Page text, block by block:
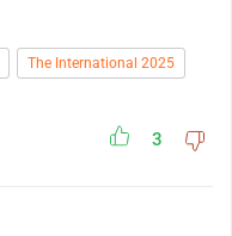
The International 2025
3